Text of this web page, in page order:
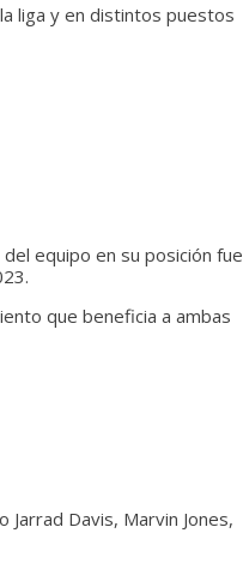
liga y en distintos puestos
equipo en su posición fue
que beneficia a ambas
Davis, Marvin Jones,